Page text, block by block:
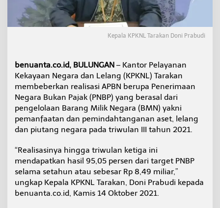
i
n
N
e
g
a
r
T
e
b
e
r
B
Kepala KPKNL Tarakan Doni Prabudi
benuanta.co.id, BULUNGAN – Kantor Pelayanan
Kekayaan Negara dan Lelang (KPKNL) Tarakan
membeberkan realisasi APBN berupa Penerimaan
Negara Bukan Pajak (PNBP) yang berasal dari
pengelolaan Barang Milik Negara (BMN) yakni
pemanfaatan dan pemindahtanganan aset, lelang
dan piutang negara pada triwulan III tahun 2021.
“Realisasinya hingga triwulan ketiga ini
mendapatkan hasil 95,05 persen dari target PNBP
selama setahun atau sebesar Rp 8,49 miliar,”
ungkap Kepala KPKNL Tarakan, Doni Prabudi kepada
benuanta.co.id, Kamis 14 Oktober 2021.